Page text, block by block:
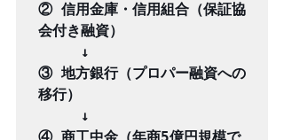
② 信用金庫・信用組合（保証協
会付き融資）
↓
③ 地方銀行（プロパー融資への
移行）
↓